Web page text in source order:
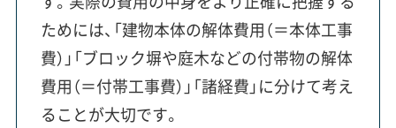
ためには、「建物本体の解体費用（＝本体工事
費）」「ブロック塀や庭木などの付帯物の解体
費用（＝付帯工事費）」「諸経費」に分けて考え
ることが大切です。